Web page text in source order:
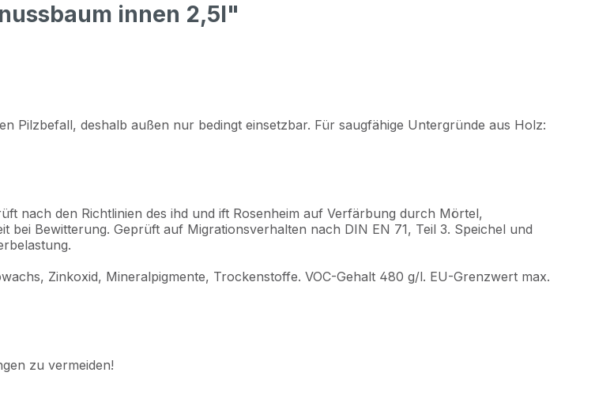
innen 2,5l"
Pilzbefall, deshalb außen nur bedingt einsetzbar. Für saugfähige Untergründe aus Holz:
nach den Richtlinien des ihd und ift Rosenheim auf Verfärbung durch Mörtel,
bei Bewitterung. Geprüft auf Migrationsverhalten nach DIN EN 71, Teil 3. Speichel und
Zinkoxid, Mineralpigmente, Trockenstoffe. VOC-Gehalt 480 g/l. EU-Grenzwert max.
zu vermeiden!